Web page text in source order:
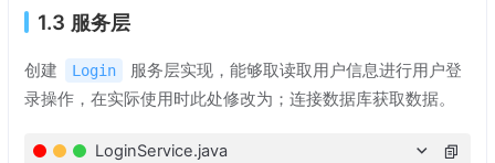
29
31
32
34
    }
public void setId(long id) {
this.id = id;
15
16
17
18
20
     * 用户对应的角色
private Set < Role> roles;
    }
1.3 服务层
创建 Login
服务层实现，能够取读取用户信息进行用户登
录操作，在实际使用时此处修改为；连接数据库获取数据。
LoginService.java